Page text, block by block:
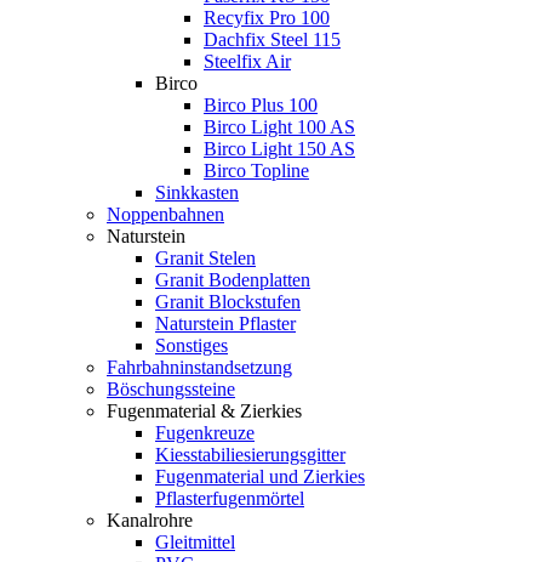
Recyfix Pro 100
Dachfix Steel 115
Steelfix Air
Birco
Birco Plus 100
Birco Light 100 AS
Birco Light 150 AS
Birco Topline
Sinkkasten
Noppenbahnen
Naturstein
Granit Stelen
Granit Bodenplatten
Granit Blockstufen
Naturstein Pflaster
Sonstiges
Fahrbahninstandsetzung
Böschungssteine
Fugenmaterial & Zierkies
Fugenkreuze
Kiesstabiliesierungsgitter
Fugenmaterial und Zierkies
Pflasterfugenmörtel
Kanalrohre
Gleitmittel